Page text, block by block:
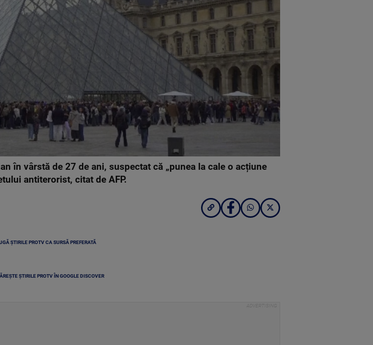
în vârstă de 27 de ani, suspectat că „punea la cale o acțiune
antiterorist, citat de AFP.
ȘTIRILE PROTV CA SURSĂ PREFERATĂ
ȘTIRILE PROTV ÎN GOOGLE DISCOVER